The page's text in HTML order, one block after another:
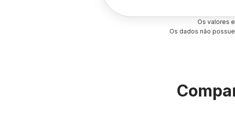
Os valores
Os dados não